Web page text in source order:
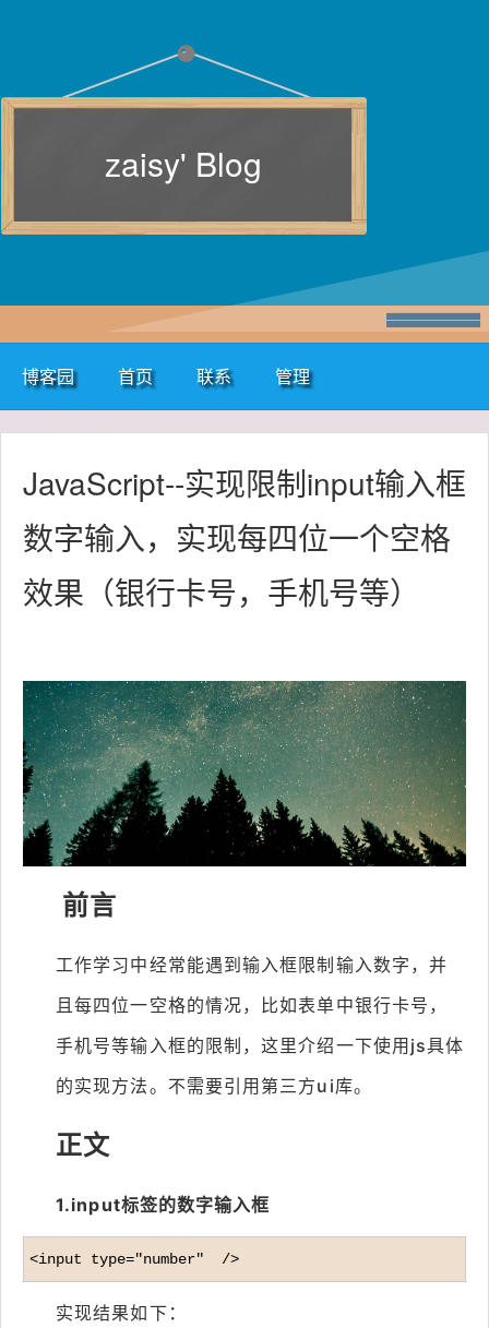
zaisy' Blog
博客园 首页 联系 管理
JavaScript--实现限制input输入框
数字输入，实现每四位一个空格
效果（银行卡号，手机号等）
前言
工作学习中经常能遇到输入框限制输入数字，并
且每四位一空格的情况，比如表单中银行卡号，
手机号等输入框的限制，这里介绍一下使用js具体
的实现方法。不需要引用第三方ui库。
正文
1.input标签的数字输入框
<input type="number"  />
实现结果如下 ：